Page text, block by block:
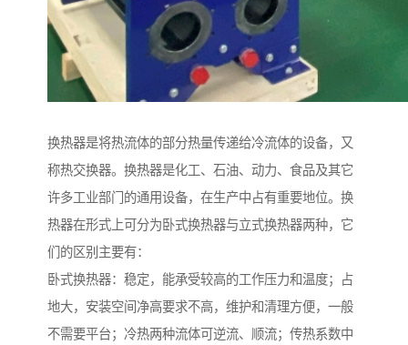
换热器是将热流体的部分热量传递给冷流体的设备，又
称热交换器。换热器是化工、石油、动力、食品及其它
许多工业部门的通用设备，在生产中占有重要地位。换
热器在形式上可分为卧式换热器与立式换热器两种，它
们的区别主要有：
卧式换热器：稳定，能承受较高的工作压力和温度；占
地大，安装空间净高要求不高，维护和清理方便，一般
不需要平台；冷热两种流体可逆流、顺流；传热系数中